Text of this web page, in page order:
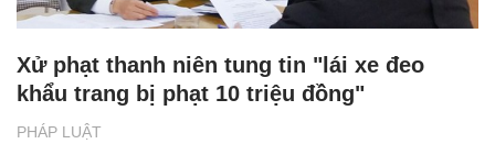
PHÁP LUẬT
Xử phạt thanh niên tung tin "lái xe đeo
khẩu trang bị phạt 10 triệu đồng"